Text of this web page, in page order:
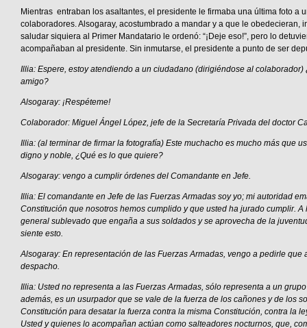
Mientras entraban los asaltantes, el presidente le firmaba una última foto a
colaboradores. Alsogaray, acostumbrado a mandar y a que le obedecieran,
saludar siquiera al Primer Mandatario le ordenó: “¡Deje eso!”, pero lo
acompañaban al presidente. Sin inmutarse, el presidente a punto de ser
Illia: Espere, estoy atendiendo a un ciudadano (dirigiéndose al colaborador)
amigo?
Alsogaray: ¡Respéteme!
Colaborador: Miguel Ángel López, jefe de la Secretaría Privada del doctor
Illia: (al terminar de firmar la fotografía) Este muchacho es mucho más que
digno y noble, ¿Qué es lo que quiere?
Alsogaray: vengo a cumplir órdenes del Comandante en Jefe.
Illia: El comandante en Jefe de las Fuerzas Armadas soy yo; mi autoridad
Constitución que nosotros hemos cumplido y que usted ha jurado cumplir. A
general sublevado que engaña a sus soldados y se aprovecha de la
siente esto.
Alsogaray: En representación de las Fuerzas Armadas, vengo a pedirle que
despacho.
Illia: Usted no representa a las Fuerzas Armadas, sólo representa a un
además, es un usurpador que se vale de la fuerza de los cañones y de los
Constitución para desatar la fuerza contra la misma Constitución, contra la
Usted y quienes lo acompañan actúan como salteadores nocturnos, que,